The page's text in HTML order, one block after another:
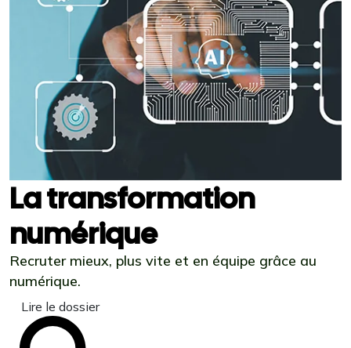
La transformation
numérique
Recruter mieux, plus vite et en équipe grâce au
numérique.
Lire le dossier